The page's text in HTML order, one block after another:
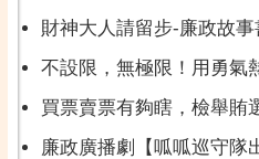
財神大人請留步-廉政故事
不設限，無極限！用勇氣
買票賣票有夠瞎，檢舉賄
廉政廣播劇【呱呱巡守隊